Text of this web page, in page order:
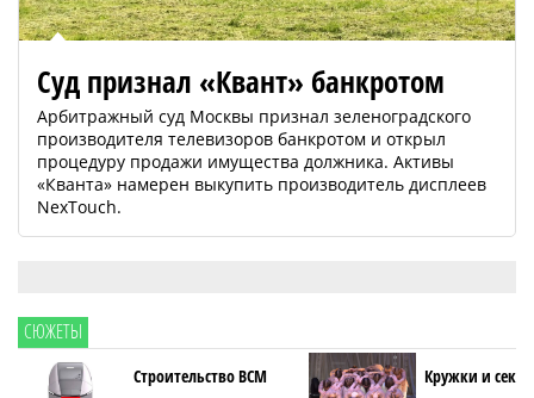
Суд признал «Квант» банкротом
Арбитражный суд Москвы признал зеленоградского
производителя телевизоров банкротом и открыл
процедуру продажи имущества должника. Активы
«Кванта» намерен выкупить производитель дисплеев
NexTouch.
СЮЖЕТЫ
Строительство ВСМ Кружки и